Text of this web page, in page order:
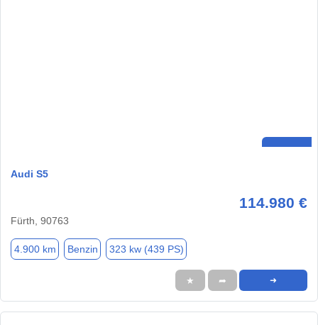
Audi S5
114.980 €
Fürth, 90763
4.900 km Benzin 323 kw (439 PS)
★ ➦ ➜